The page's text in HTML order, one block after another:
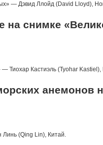
— Дэвид Ллойд (David Lloyd),
на снимке
Тиохар Кастиэль (Tyohar Kastiel),
анемонов
(Qing Lin), Китай.